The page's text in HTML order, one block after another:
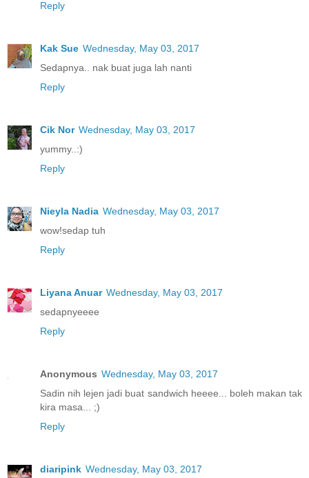
Reply
Kak Sue Wednesday, May 03, 2017
Sedapnya.. nak buat juga lah nanti
Reply
Cik Nor Wednesday, May 03, 2017
yummy..:)
Reply
Nieyla Nadia Wednesday, May 03, 2017
wow!sedap tuh
Reply
Liyana Anuar Wednesday, May 03, 2017
sedapnyeeee
Reply
Anonymous Wednesday, May 03, 2017
Sadin nih lejen jadi buat sandwich heeee... boleh makan tak
kira masa... ;)
Reply
diaripink Wednesday, May 03, 2017